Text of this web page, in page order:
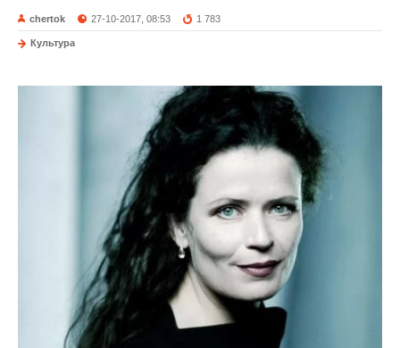
chertok 27-10-2017, 08:53 1 783
Культура